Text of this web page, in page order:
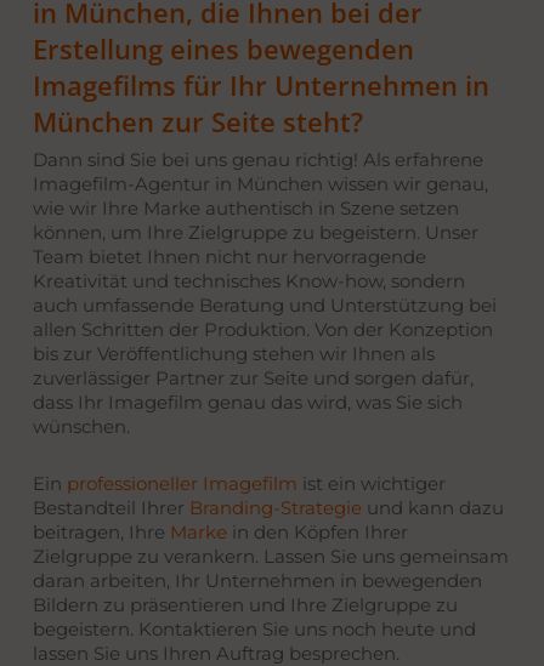
in München, die Ihnen bei der
Erstellung eines bewegenden
Imagefilms für Ihr Unternehmen in
München zur Seite steht?
Dann sind Sie bei uns genau richtig! Als erfahrene
Imagefilm-Agentur in München wissen wir genau,
wie wir Ihre Marke authentisch in Szene setzen
können, um Ihre Zielgruppe zu begeistern. Unser
Team bietet Ihnen nicht nur hervorragende
Kreativität und technisches Know-how, sondern
auch umfassende Beratung und Unterstützung bei
allen Schritten der Produktion. Von der Konzeption
bis zur Veröffentlichung stehen wir Ihnen als
zuverlässiger Partner zur Seite und sorgen dafür,
dass Ihr Imagefilm genau das wird, was Sie sich
wünschen.
Ein professioneller Imagefilm ist ein wichtiger
Bestandteil Ihrer Branding-Strategie und kann dazu
beitragen, Ihre Marke in den Köpfen Ihrer
Zielgruppe zu verankern. Lassen Sie uns gemeinsam
daran arbeiten, Ihr Unternehmen in bewegenden
Bildern zu präsentieren und Ihre Zielgruppe zu
begeistern. Kontaktieren Sie uns noch heute und
lassen Sie uns Ihren Auftrag besprechen.